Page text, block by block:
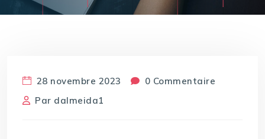
28 novembre 2023
0 Commentaire
Par dalmeida1